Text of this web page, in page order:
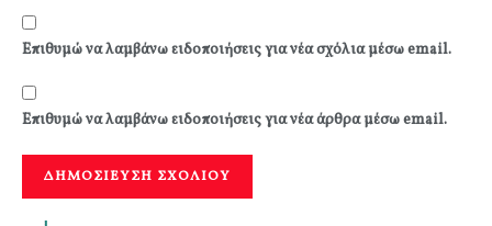
Επιθυμώ να λαμβάνω ειδοποιήσεις για νέα σχόλια μέσω email.
Επιθυμώ να λαμβάνω ειδοποιήσεις για νέα άρθρα μέσω email.